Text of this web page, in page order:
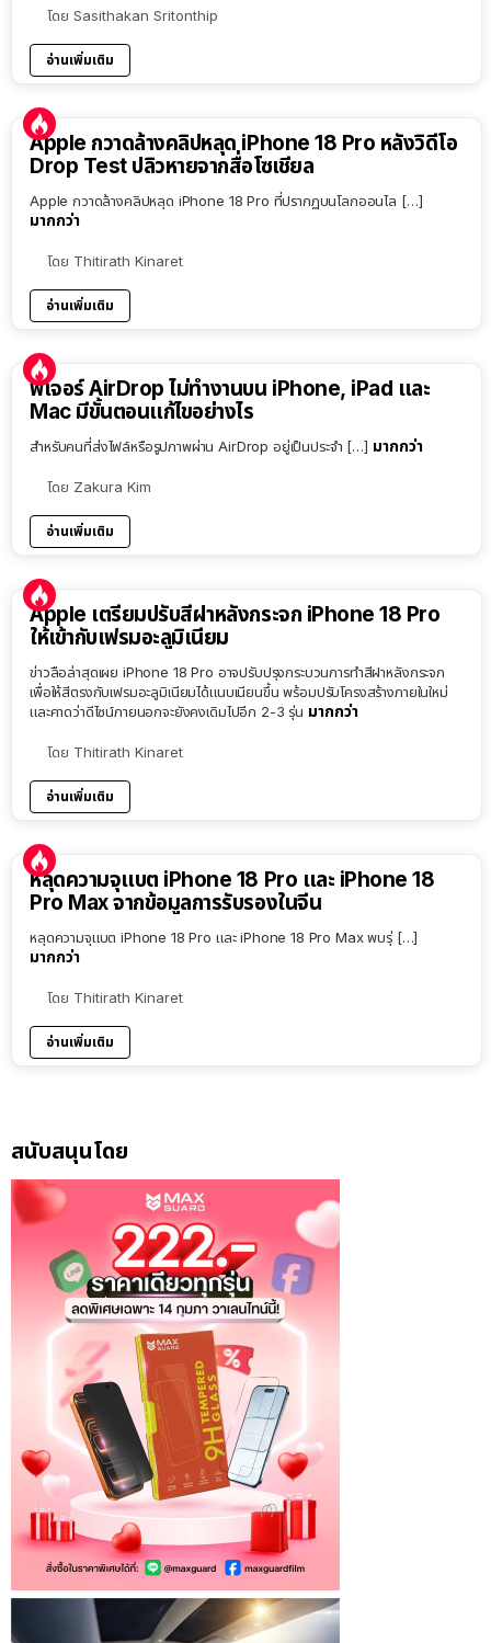
โดย Sasithakan Sritonthip
อ่านเพิ่มเติม
Apple กวาดล้างคลิปหลุด iPhone 18 Pro หลังวิดีโอ
Drop Test ปลิวหายจากสื่อโซเชียล
Apple กวาดล้างคลิปหลุด iPhone 18 Pro ที่ปรากฏบนโลกออนไล […]
มากกว่า
โดย Thitirath Kinaret
อ่านเพิ่มเติม
ฟีเจอร์ AirDrop ไม่ทำงานบน iPhone, iPad และ
Mac มีขั้นตอนแก้ไขอย่างไร
สำหรับคนที่ส่งไฟล์หรือรูปภาพผ่าน AirDrop อยู่เป็นประจำ […] มากกว่า
โดย Zakura Kim
อ่านเพิ่มเติม
Apple เตรียมปรับสีฝาหลังกระจก iPhone 18 Pro
ให้เข้ากับเฟรมอะลูมิเนียม
ข่าวลือล่าสุดเผย iPhone 18 Pro อาจปรับปรุงกระบวนการทำสีฝาหลังกระจก
เพื่อให้สีตรงกับเฟรมอะลูมิเนียมได้แนบเนียนขึ้น พร้อมปรับโครงสร้างภายในใหม่
และคาดว่าดีไซน์ภายนอกจะยังคงเดิมไปอีก 2-3 รุ่น มากกว่า
โดย Thitirath Kinaret
อ่านเพิ่มเติม
หลุดความจุแบต iPhone 18 Pro และ iPhone 18
Pro Max จากข้อมูลการรับรองในจีน
หลุดความจุแบต iPhone 18 Pro และ iPhone 18 Pro Max พบรุ่ […]
มากกว่า
โดย Thitirath Kinaret
อ่านเพิ่มเติม
สนับสนุนโดย